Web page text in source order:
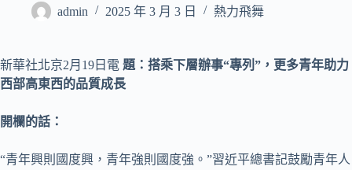
admin 2025 年 3 月 3 日 熱力飛舞
新華社北京2月19日電 題：搭乘下層辦事“專列”，更多青年助力
西部高東西的品質成長
開欄的話：
“青年興則國度興，青年強則國度強。”習近平總書記鼓勵青年人